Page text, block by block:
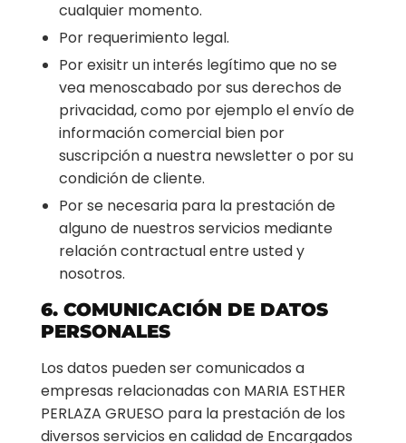
cualquier momento.
Por requerimiento legal.
Por exisitr un interés legítimo que no se
vea menoscabado por sus derechos de
privacidad, como por ejemplo el envío de
información comercial bien por
suscripción a nuestra newsletter o por su
condición de cliente.
Por se necesaria para la prestación de
alguno de nuestros servicios mediante
relación contractual entre usted y
nosotros.
6. COMUNICACIÓN DE DATOS
PERSONALES
Los datos pueden ser comunicados a
empresas relacionadas con MARIA ESTHER
PERLAZA GRUESO para la prestación de los
diversos servicios en calidad de Encargados